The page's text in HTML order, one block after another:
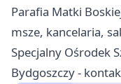
Parafia Matki
msze, kancelaria,
Specjalny Ośrodek
Bydgoszczy -